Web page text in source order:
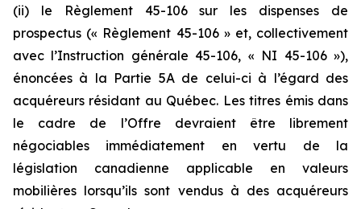
(ii) le Règlement 45-106 sur les dispenses de
prospectus (« Règlement 45-106 » et, collectivement
avec l’Instruction générale 45-106, « NI 45-106 »),
énoncées à la Partie 5A de celui-ci à l’égard des
acquéreurs résidant au Québec. Les titres émis dans
le cadre de l’Offre devraient être librement
négociables immédiatement en vertu de la
législation canadienne applicable en valeurs
mobilières lorsqu’ils sont vendus à des acquéreurs